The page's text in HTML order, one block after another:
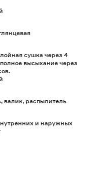
сушка через 4
высыхание через
валик, распылитель
и наружных